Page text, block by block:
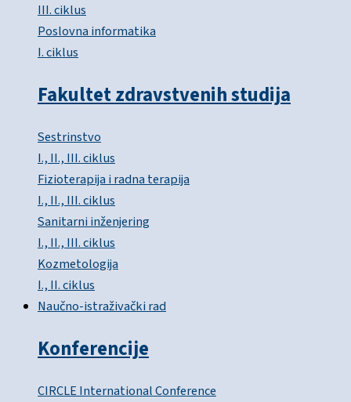
III. ciklus
Poslovna informatika
I. ciklus
Fakultet zdravstvenih studija
Sestrinstvo
I., II., III. ciklus
Fizioterapija i radna terapija
I., II., III. ciklus
Sanitarni inženjering
I., II., III. ciklus
Kozmetologija
I., II. ciklus
Naučno-istraživački rad
Konferencije
CIRCLE International Conference